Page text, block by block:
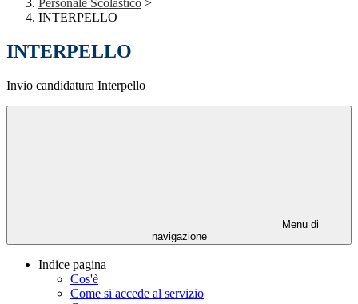
Personale Scolastico >
INTERPELLO
INTERPELLO
Invio candidatura Interpello
Menu di
navigazione
Indice pagina
Cos'è
Come si accede al servizio